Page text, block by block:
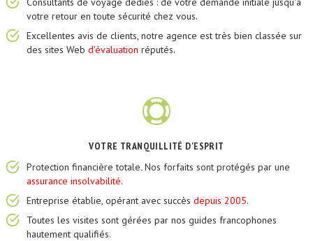
votre retour en toute sécurité chez vous.
Excellentes avis de clients, notre agence est très bien classée sur
des sites Web d'évaluation réputés.
VOTRE TRANQUILLITÉ D'ESPRIT
Protection financière totale.Nos forfaits sont protégés par une
assurance insolvabilité.
Entreprise établie, opérant avec succès depuis 2005.
Toutes les visites sont gérées par nos guides francophones
hautement qualifiés.